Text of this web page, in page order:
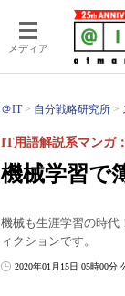
メディア
＠IT 自分戦略研究所
機械学習で
IT用語解説系マンガ
機械も生涯学習の時
ィクションです。
2020年01月15日 05時00分